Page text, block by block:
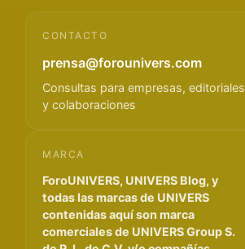
CONTACTO
prensa@forounivers.com
Consultas para empresas, editoriales
y colaboraciones
MARCA
ForoUNIVERS, UNIVERS Blog, y
todas las marcas de UNIVERS
contenidas aquí son marca
comerciales de UNIVERS Group S.